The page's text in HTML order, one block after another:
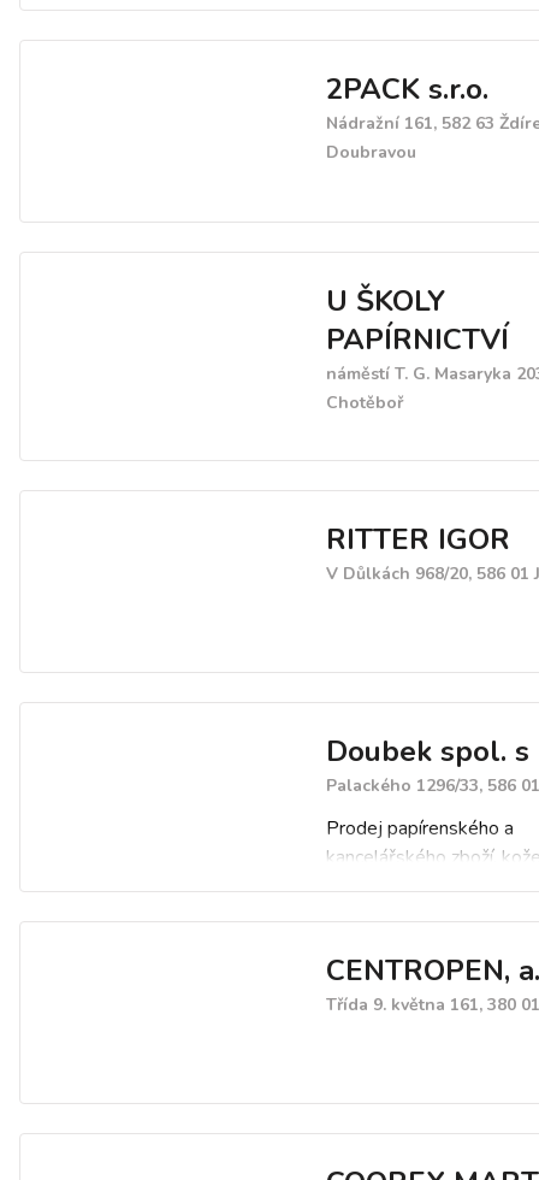
2PACK s.r.o.
Nádražní 161, 582 63
Doubravou
U ŠKOLY
PAPÍRNICTVÍ
náměstí T. G. Masaryka
Chotěboř
RITTER IGOR
V Důlkách 968/20, 586 01
Doubek spol. s
Palackého 1296/33, 586
Prodej papírenského a
kancelářského zboží,
galanterie, batohy,
kreativní hračky, obalový
CENTROPEN,
Třída 9. května 161, 380